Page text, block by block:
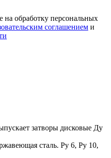
на обработку персональных
соглашением и
затворы дисковые Ду
сталь. Ру 6, Ру 10,